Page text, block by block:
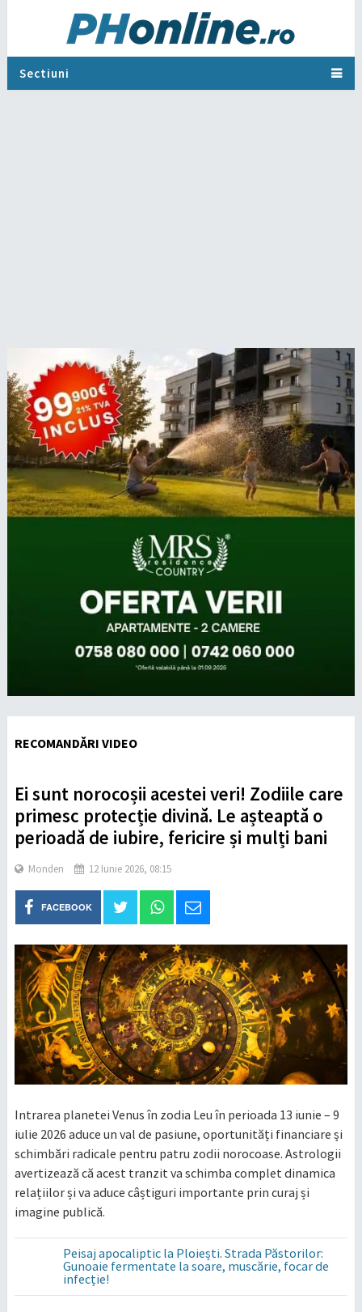
Sectiuni
RECOMANDĂRI VIDEO
Ei sunt norocoșii acestei veri! Zodiile care
primesc protecție divină. Le așteaptă o
perioadă de iubire, fericire și mulți bani
Monden 12 Iunie 2026, 08:15
FACEBOOK
Intrarea planetei Venus în zodia Leu în perioada 13 iunie – 9
iulie 2026 aduce un val de pasiune, oportunități financiare și
schimbări radicale pentru patru zodii norocoase. Astrologii
avertizează că acest tranzit va schimba complet dinamica
relațiilor și va aduce câștiguri importante prin curaj și
imagine publică.
Peisaj apocaliptic la Ploiești. Strada Păstorilor:
Gunoaie fermentate la soare, muscărie, focar de
infecție!